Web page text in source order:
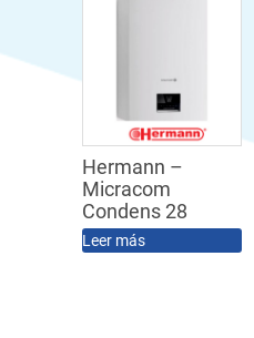
Hermann –
Micracom
Condens 28
Leer más